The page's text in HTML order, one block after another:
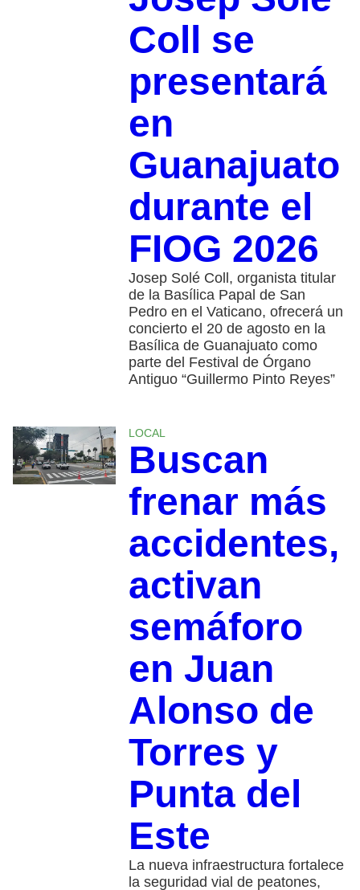
Coll se
presentará
en
Guanajuato
durante el
FIOG 2026
Josep Solé Coll, organista titular
de la Basílica Papal de San
Pedro en el Vaticano, ofrecerá un
concierto el 20 de agosto en la
Basílica de Guanajuato como
parte del Festival de Órgano
Antiguo “Guillermo Pinto Reyes”
LOCAL
Buscan
frenar más
accidentes,
activan
semáforo
en Juan
Alonso de
Torres y
Punta del
Este
La nueva infraestructura fortalece
la seguridad vial de peatones,